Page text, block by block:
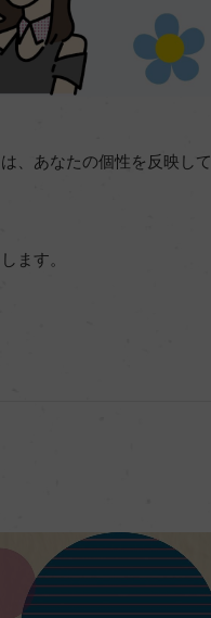
、あなたの個性を反映して
ます。